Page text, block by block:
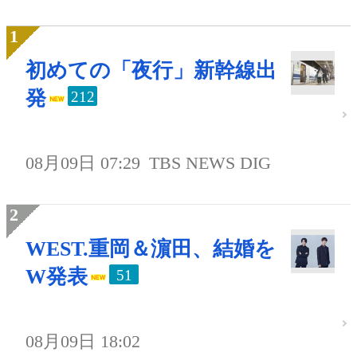
初めての「夜行」新幹線出
発
212
08月09日 07:29 TBS NEWS DIG
WEST.重岡＆濵田、結婚を
W発表
51
08月09日 18:02